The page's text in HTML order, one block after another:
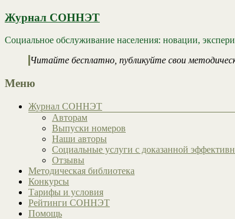
Журнал СОННЭТ
Социальное обслуживание населения: новации,
Читайте бесплатно, публикуйте свои
Меню
Журнал СОННЭТ
Авторам
Выпуски номеров
Наши авторы
Социальные услуги с доказанной
Отзывы
Методическая библиотека
Конкурсы
Тарифы и условия
Рейтинги СОННЭТ
Помощь